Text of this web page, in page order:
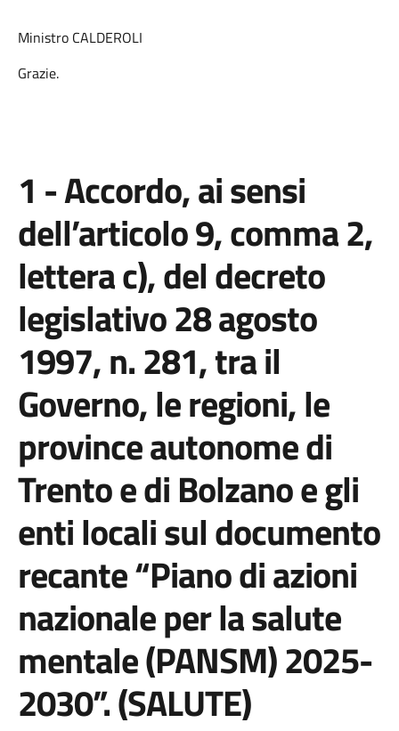
Ministro CALDEROLI
Grazie.
1 - Accordo, ai sensi
dell’articolo 9, comma 2,
lettera c), del decreto
legislativo 28 agosto
1997, n. 281, tra il
Governo, le regioni, le
province autonome di
Trento e di Bolzano e gli
enti locali sul documento
recante “Piano di azioni
nazionale per la salute
mentale (PANSM) 2025-
2030”. (SALUTE)